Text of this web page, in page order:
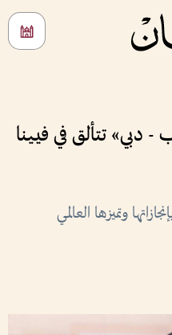
- دبي» تتألق في فيينا
وتميزها العالمي